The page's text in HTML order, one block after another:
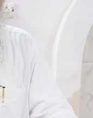
مسلسل نقصان پہنچ
میں کہا کہ آئین،
ہونے والے حملوں سے
سے بڑی پارٹی اور
ذکر کرتے ہوئے
اخلاقی وجوہات کی
اور پارٹی کی
رہے ہیں۔